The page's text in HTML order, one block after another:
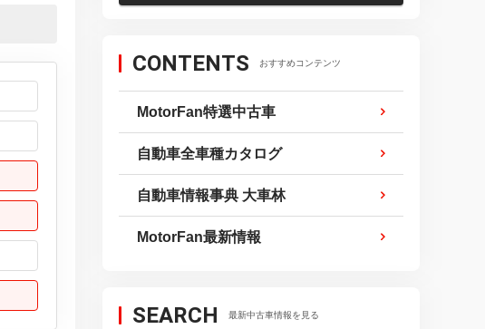
CONTENTS おすすめコンテンツ
MotorFan特選中古車
自動車全車種カタログ
自動車情報事典 大車林
MotorFan最新情報
SEARCH 最新中古車情報を見る